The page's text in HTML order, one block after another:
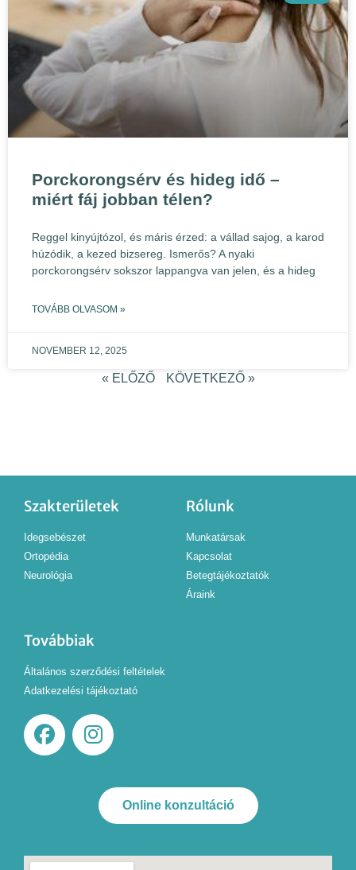
Porckorongsérv és hideg idő –
miért fáj jobban télen?
Reggel kinyújtózol, és máris érzed: a vállad sajog, a karod
húzódik, a kezed bizsereg. Ismerős? A nyaki
porckorongsérv sokszor lappangva van jelen, és a hideg
TOVÁBB OLVASOM »
NOVEMBER 12, 2025
« ELŐZŐ KÖVETKEZŐ »
Szakterületek
Idegsebészet
Ortopédia
Neurológia
Rólunk
Munkatársak
Kapcsolat
Betegtájékoztatók
Áraink
Továbbiak
Általános szerződési feltételek
Adatkezelési tájékoztató
Online konzultáció